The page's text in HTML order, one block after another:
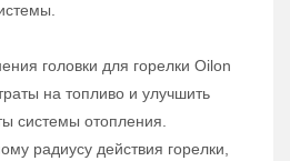
головки для горелки Oilon
на топливо и улучшить
системы отопления.
радиусу действия горелки,